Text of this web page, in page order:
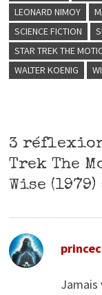
LEONARD NIMOY
SCIENCE FICTION
STAR TREK THE
WALTER KOENIG
3
Trek The
Wise (1979)
Jamais